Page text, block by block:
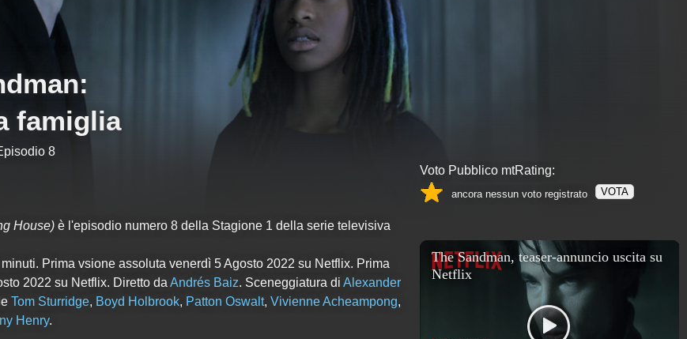
:
famiglia
8
House)è l'episodio numero 8della Stagione 1 della serie televisiva
Prima vsione assoluta venerdì 5 Agosto 2022 su Netflix. Prima
2022 su Netflix. Diretto da Andrés Baiz. Sceneggiatura di Alexander
Tom Sturridge, Boyd Holbrook, Patton Oswalt, Vivienne Acheampong,
Henry.
Voto Pubblico mtRating:
ancora nessun voto registrato VOTA